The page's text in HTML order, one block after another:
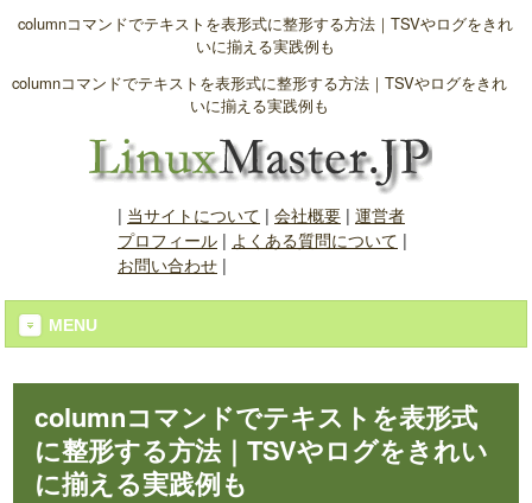
columnコマンドでテキストを表形式に整形する方法｜TSVやログをきれ
いに揃える実践例も
columnコマンドでテキストを表形式に整形する方法｜TSVやログをきれ
いに揃える実践例も
| 当サイトについて | 会社概要| 運営者
プロフィール| よくある質問について |
お問い合わせ|
MENU
columnコマンドでテキストを表形式
に整形する方法｜TSVやログをきれい
に揃える実践例も